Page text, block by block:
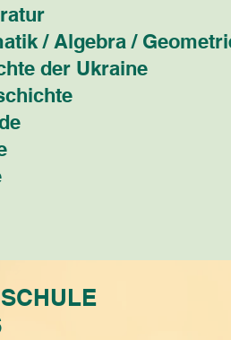
/ Algebra /
der Ukraine